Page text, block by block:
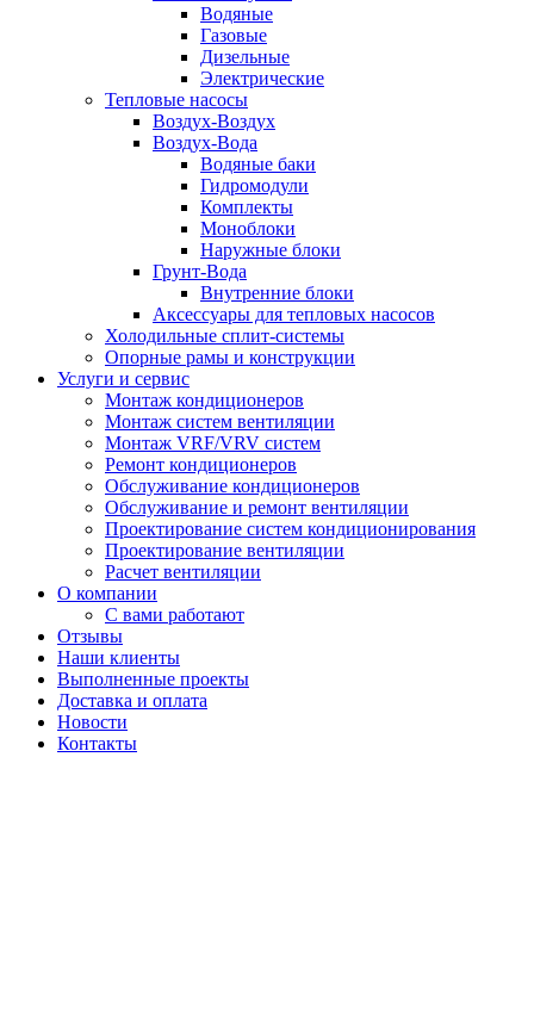
Водяные
Газовые
Дизельные
Электрические
Тепловые насосы
Воздух-Воздух
Воздух-Вода
Водяные баки
Гидромодули
Комплекты
Моноблоки
Наружные блоки
Грунт-Вода
Внутренние блоки
Аксессуары для тепловых насосов
Холодильные сплит-системы
Опорные рамы и конструкции
Услуги и сервис
Монтаж кондиционеров
Монтаж систем вентиляции
Монтаж VRF/VRV систем
Ремонт кондиционеров
Обслуживание кондиционеров
Обслуживание и ремонт вентиляции
Проектирование систем кондиционирования
Проектирование вентиляции
Расчет вентиляции
О компании
С вами работают
Отзывы
Наши клиенты
Выполненные проекты
Доставка и оплата
Новости
Контакты